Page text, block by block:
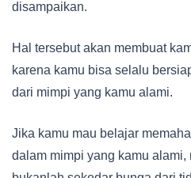
disampaikan.
Hal tersebut akan membuat
karena kamu bisa selalu
dari mimpi yang kamu alami.
Jika kamu mau belajar
dalam mimpi yang kamu alami,